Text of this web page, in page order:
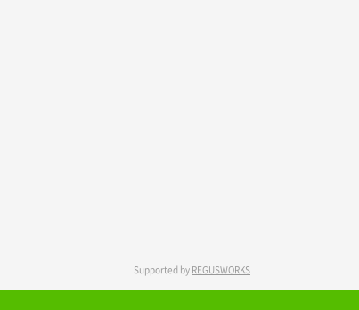
Supported by REGUSWORKS